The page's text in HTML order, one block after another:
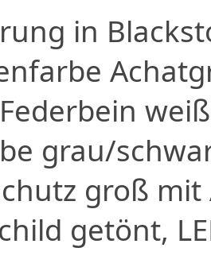
in
grau/
groß
getönt,